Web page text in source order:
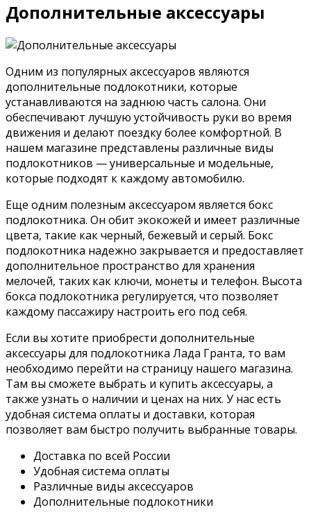
Дополнительные аксессуары
Одним из популярных аксессуаров являются
дополнительные подлокотники, которые
устанавливаются на заднюю часть салона. Они
обеспечивают лучшую устойчивость руки во время
движения и делают поездку более комфортной. В
нашем магазине представлены различные виды
подлокотников — универсальные и модельные,
которые подходят к каждому автомобилю.
Еще одним полезным аксессуаром является бокс
подлокотника. Он обит экокожей и имеет различные
цвета, такие как черный, бежевый и серый. Бокс
подлокотника надежно закрывается и предоставляет
дополнительное пространство для хранения
мелочей, таких как ключи, монеты и телефон. Высота
бокса подлокотника регулируется, что позволяет
каждому пассажиру настроить его под себя.
Если вы хотите приобрести дополнительные
аксессуары для подлокотника Лада Гранта, то вам
необходимо перейти на страницу нашего магазина.
Там вы сможете выбрать и купить аксессуары, а
также узнать о наличии и ценах на них. У нас есть
удобная система оплаты и доставки, которая
позволяет вам быстро получить выбранные товары.
Доставка по всей России
Удобная система оплаты
Различные виды аксессуаров
Дополнительные подлокотники